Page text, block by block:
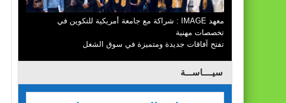
معهد IMAGE : شراكة مع جامعة أمريكية للتكوين في
تخصصات مهنية
تفتح آفاقات جديدة ومتميزة في سوق الشغل
سيــــاســـة